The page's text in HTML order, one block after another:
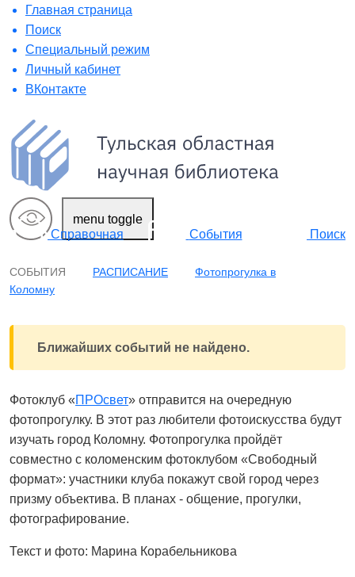
Главная страница
Поиск
Специальный режим
Личный кабинет
ВКонтакте
menu toggle
Справочная
События Поиск
СОБЫТИЯ РАСПИСАНИЕ
Фотопрогулка в
Коломну
Ближайших событий не найдено.
Фотоклуб «ПРОсвет» отправится на очередную
фотопрогулку. В этот раз любители фотоискусства будут
изучать город Коломну. Фотопрогулка пройдёт
совместно с коломенским фотоклубом «Свободный
формат»: участники клуба покажут свой город через
призму объектива. В планах - общение, прогулки,
фотографирование.
Текст и фото: Марина Корабельникова